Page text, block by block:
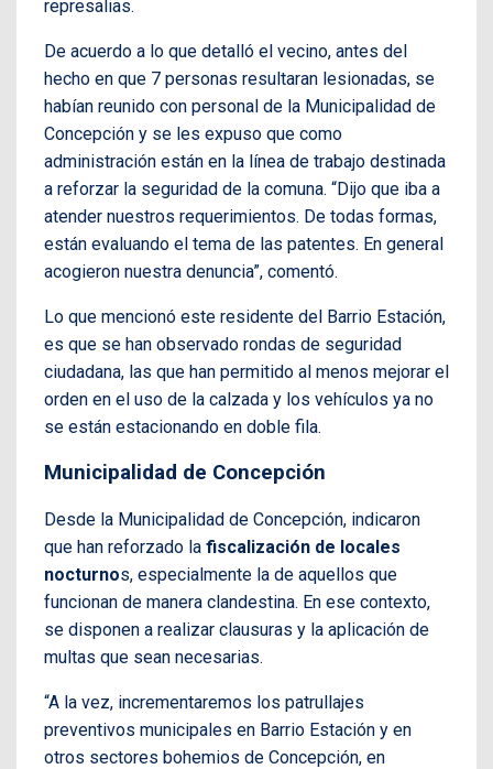
represalias.
De acuerdo a lo que detalló el vecino, antes del
hecho en que 7 personas resultaran lesionadas, se
habían reunido con personal de la Municipalidad de
Concepción y se les expuso que como
administración están en la línea de trabajo destinada
a reforzar la seguridad de la comuna. “Dijo que iba a
atender nuestros requerimientos. De todas formas,
están evaluando el tema de las patentes. En general
acogieron nuestra denuncia”, comentó.
Lo que mencionó este residente del Barrio Estación,
es que se han observado rondas de seguridad
ciudadana, las que han permitido al menos mejorar el
orden en el uso de la calzada y los vehículos ya no
se están estacionando en doble fila.
Municipalidad de Concepción
Desde la Municipalidad de Concepción, indicaron
que han reforzado la fiscalización de locales
nocturnos, especialmente la de aquellos que
funcionan de manera clandestina. En ese contexto,
se disponen a realizar clausuras y la aplicación de
multas que sean necesarias.
“A la vez, incrementaremos los patrullajes
preventivos municipales en Barrio Estación y en
otros sectores bohemios de Concepción, en